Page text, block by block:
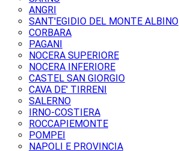
ANGRI
SANT'EGIDIO DEL MONTE ALBINO
CORBARA
PAGANI
NOCERA SUPERIORE
NOCERA INFERIORE
CASTEL SAN GIORGIO
CAVA DE' TIRRENI
SALERNO
IRNO-COSTIERA
ROCCAPIEMONTE
POMPEI
NAPOLI E PROVINCIA